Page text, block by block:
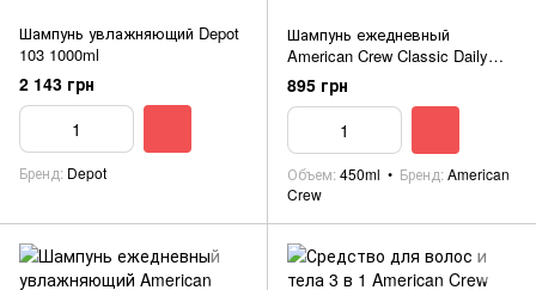
Шампунь увлажняющий Depot
103 1000ml
2 143 грн
Бренд Depot
Шампунь ежедневный
American Crew Classic Daily
Cleansing Shampoo 450 мл
895 грн
Объем 450ml Бренд American
Crew